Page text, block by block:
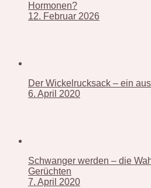
Hormonen?
12. Februar 2026
Der Wickelrucksack – ein
6. April 2020
Schwanger werden – die
Gerüchten
7. April 2020